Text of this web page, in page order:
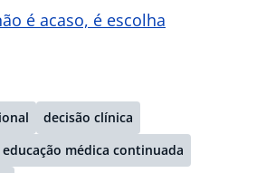
é acaso, é escolha
decisão clínica
educação médica continuada